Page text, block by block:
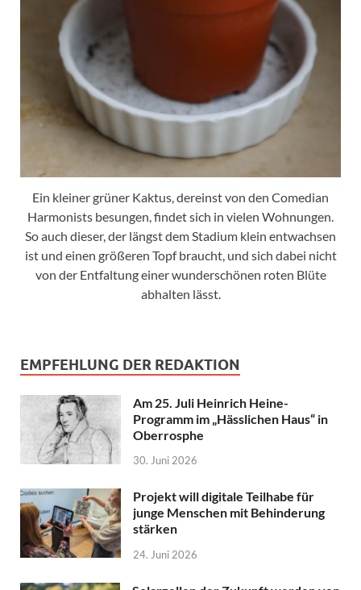
Ein kleiner grüner Kaktus, dereinst von den Comedian
Harmonists besungen, findet sich in vielen Wohnungen.
So auch dieser, der längst dem Stadium klein entwachsen
ist und einen größeren Topf braucht, und sich dabei nicht
von der Entfaltung einer wunderschönen roten Blüte
abhalten lässt.
EMPFEHLUNG DER REDAKTION
Am 25. Juli Heinrich Heine-
Programm im „Hässlichen Haus“ in
Oberrosphe
30. Juni 2026
Projekt will digitale Teilhabe für
junge Menschen mit Behinderung
stärken
24. Juni 2026